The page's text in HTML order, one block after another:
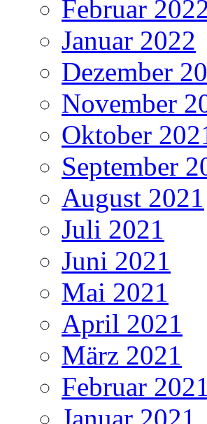
Februar
Januar 2022
Dezember
November
Oktober
September
August 2021
Juli 2021
Juni 2021
Mai 2021
April 2021
März 2021
Februar 2021
Januar 2021